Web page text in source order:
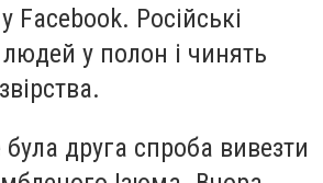
у Facebook. Російські
у полон і чинять
друга спроба вивезти